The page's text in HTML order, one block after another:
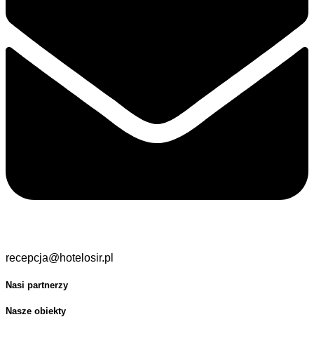
recepcja@hotelosir.pl
Nasi partnerzy
Nasze obiekty